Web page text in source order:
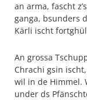
an arma, fascht
ganga, bsunders
Kärli ischt
An grossa
Chrachi gsin
wil in de Himmel.
under ds